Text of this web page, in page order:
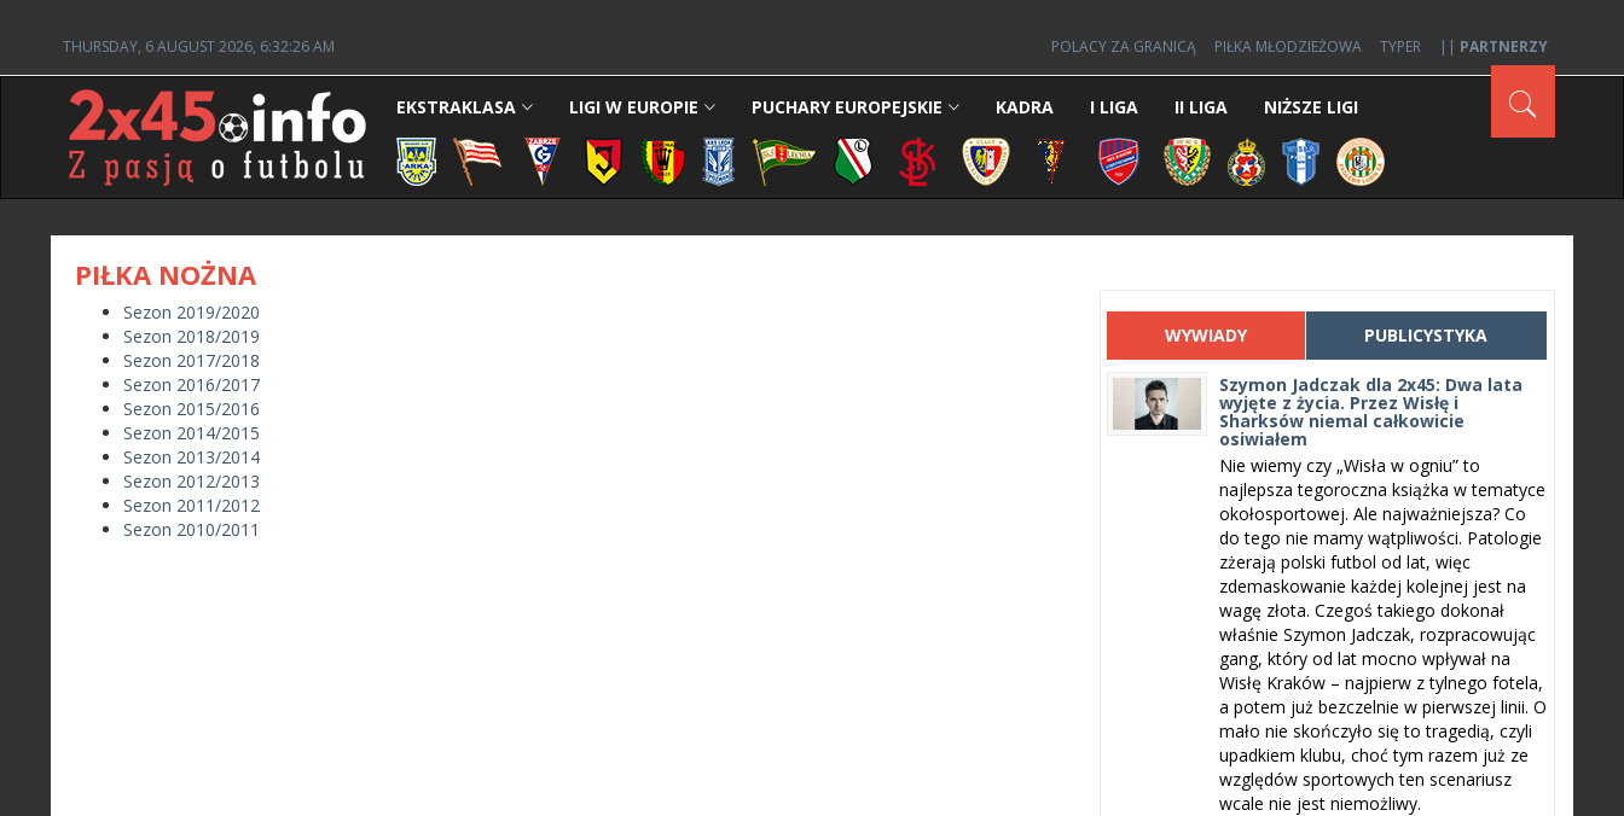
THURSDAY, 6 AUGUST 2026, 6:32:26 AM POLACY ZA GRANICĄ PIŁKA MŁODZIEŻOWA TYPER || PARTNERZY
EKSTRAKLASA LIGI W EUROPIE PUCHARY EUROPEJSKIE KADRA I LIGA II LIGA NIŻSZE LIGI
PIŁKA NOŻNA
Sezon 2019/2020
Sezon 2018/2019
Sezon 2017/2018
Sezon 2016/2017
Sezon 2015/2016
Sezon 2014/2015
Sezon 2013/2014
Sezon 2012/2013
Sezon 2011/2012
Sezon 2010/2011
WYWIADY PUBLICYSTYKA
Szymon Jadczak dla 2x45: Dwa lata
wyjęte z życia. Przez Wisłę i
Sharksów niemal całkowicie
osiwiałem
Nie wiemy czy „Wisła w ogniu” to
najlepsza tegoroczna książka w tematyce
okołosportowej. Ale najważniejsza? Co
do tego nie mamy wątpliwości. Patologie
zżerają polski futbol od lat, więc
zdemaskowanie każdej kolejnej jest na
wagę złota. Czegoś takiego dokonał
właśnie Szymon Jadczak, rozpracowując
gang, który od lat mocno wpływał na
Wisłę Kraków – najpierw z tylnego fotela,
a potem już bezczelnie w pierwszej linii. O
mało nie skończyło się to tragedią, czyli
upadkiem klubu, choć tym razem już ze
względów sportowych ten scenariusz
wcale nie jest niemożliwy.